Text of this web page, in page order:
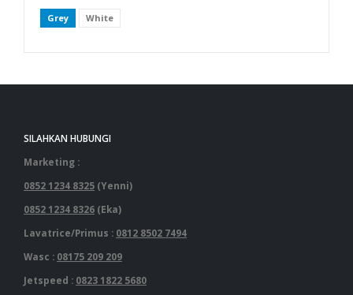
Grey White
SILAHKAN HUBUNGI
Marketing :
0852 1234 8325 (Yenni)
0852 1234 8326 (Eka)
Lavatrice/Primus : 0812 8502 7494
Wasc : 08175 209 209
Jetspeed : 0823 1822 5680